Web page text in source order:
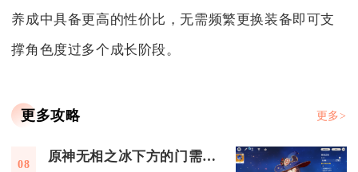
养成中具备更高的性价比，无需频繁更换装备即可支
撑角色度过多个成长阶段。
更多攻略 更多>
08 原神无相之冰下方的门需要怎么启动